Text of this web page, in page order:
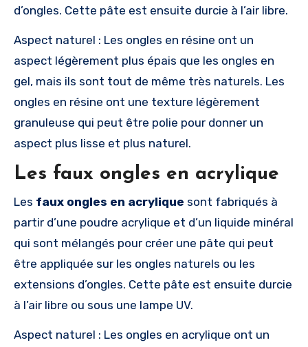
d’ongles. Cette pâte est ensuite durcie à l’air libre.
Aspect naturel : Les ongles en résine ont un
aspect légèrement plus épais que les ongles en
gel, mais ils sont tout de même très naturels. Les
ongles en résine ont une texture légèrement
granuleuse qui peut être polie pour donner un
aspect plus lisse et plus naturel.
Les faux ongles en acrylique
Les faux ongles en acrylique sont fabriqués à
partir d’une poudre acrylique et d’un liquide minéral
qui sont mélangés pour créer une pâte qui peut
être appliquée sur les ongles naturels ou les
extensions d’ongles. Cette pâte est ensuite durcie
à l’air libre ou sous une lampe UV.
Aspect naturel : Les ongles en acrylique ont un